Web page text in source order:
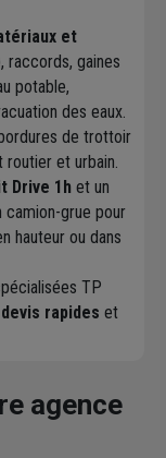
et
raccords, gaines
potable,
des eaux.
de trottoir
routier et urbain.
Drive 1h et un
camion-grue pour
hauteur ou dans
TP
devis rapides et
agence